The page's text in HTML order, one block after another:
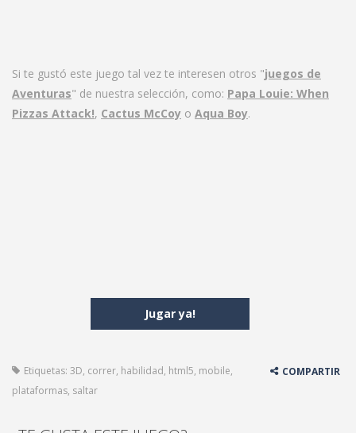
Jugar ya!
Si te gustó este juego tal vez te interesen otros "juegos de
Aventuras" de nuestra selección, como: Papa Louie: When
Pizzas Attack!, Cactus McCoy o Aqua Boy.
Etiquetas: 3D, correr, habilidad, html5, mobile,
plataformas, saltar
COMPARTIR